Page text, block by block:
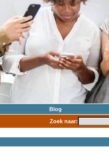
Blog
Zoek naar: